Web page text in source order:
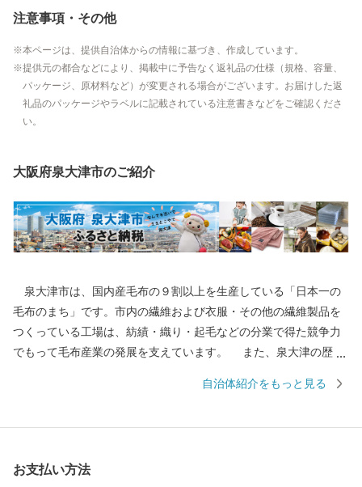
注意事項・その他
本ページは、提供自治体からの情報に基づき、作成しています。
提供元の都合などにより、掲載中に予告なく返礼品の仕様（規格、容量、
パッケージ、原材料など）が変更される場合がございます。お届けした返
礼品のパッケージやラベルに記載されている注意書きなどをご確認くださ
い。
大阪府泉大津市のご紹介
泉大津市は、国内産毛布の９割以上を生産している「日本一の
毛布のまち」です。市内の繊維および衣服・その他の繊維製品を
つくっている工場は、紡績・織り・起毛などの分業で得た競争力
でもって毛布産業の発展を支えています。 また、泉大津の歴史
ていました。交通の要として人の往来も多く、随筆や紀行の中に
市、南部は大津川を境として泉北郡忠岡町と隣接しています。西
自治体紹介をもっと見る
お支払い方法